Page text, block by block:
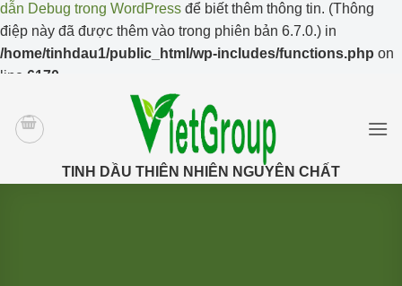
dẫn Debug trong WordPress để biết thêm thông tin. (Thông
điệp này đã được thêm vào trong phiên bản 6.7.0.) in
/home/tinhdau1/public_html/wp-includes/functions.php on
line 6170
qua
nội
TINH DẦU THIÊN NHIÊN NGUYÊN CHẤT